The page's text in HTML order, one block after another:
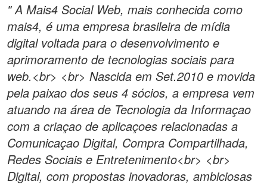
" A Mais4 Social Web, mais conhecida como
mais4, é uma empresa brasileira de mídia
digital voltada para o desenvolvimento e
aprimoramento de tecnologias sociais para
web.<br> <br> Nascida em Set.2010 e movida
pela paixao dos seus 4 sócios, a empresa vem
atuando na área de Tecnologia da Informaçao
com a criaçao de aplicaçoes relacionadas a
Comunicaçao Digital, Compra Compartilhada,
Redes Sociais e Entretenimento<br> <br>
Digital, com propostas inovadoras, ambiciosas